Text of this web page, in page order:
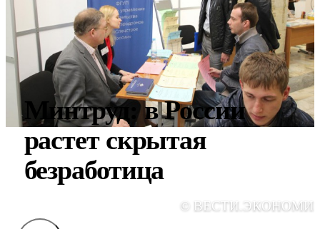
Минтруд: в России
растет скрытая
безработица
©